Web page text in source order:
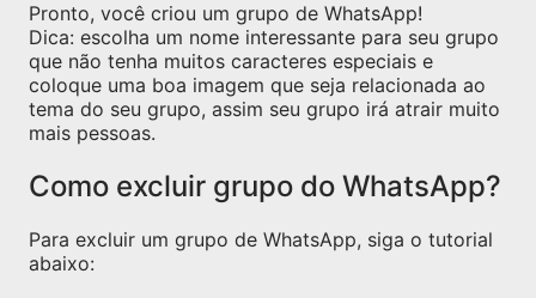
Pronto, você criou um grupo de WhatsApp!
Dica: escolha um nome interessante para seu grupo
que não tenha muitos caracteres especiais e
coloque uma boa imagem que seja relacionada ao
tema do seu grupo, assim seu grupo irá atrair muito
mais pessoas.
Como excluir grupo do WhatsApp?
Para excluir um grupo de WhatsApp, siga o tutorial
abaixo: